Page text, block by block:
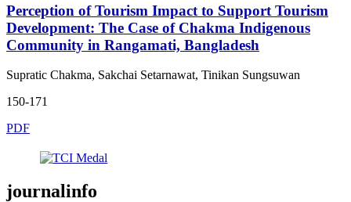
Perception of Tourism Impact to Support Tourism
Development: The Case of Chakma Indigenous
Community in Rangamati, Bangladesh
Supratic Chakma, Sakchai Setarnawat, Tinikan Sungsuwan
150-171
PDF
journalinfo